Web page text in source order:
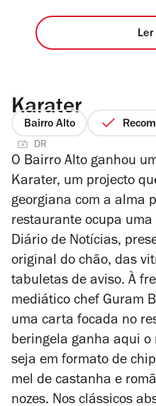
Ler
Karater
Bairro Alto
DR
O Bairro Alto ganhou
Karater, um projecto
georgiana com a alma
restaurante ocupa
Diário de Notícias,
original do chão, das
tabuletas de aviso. À
mediático chef Guram
uma carta focada no
beringela ganha aqui o
seja em formato de
mel de castanha e
nozes. Nos clássicos